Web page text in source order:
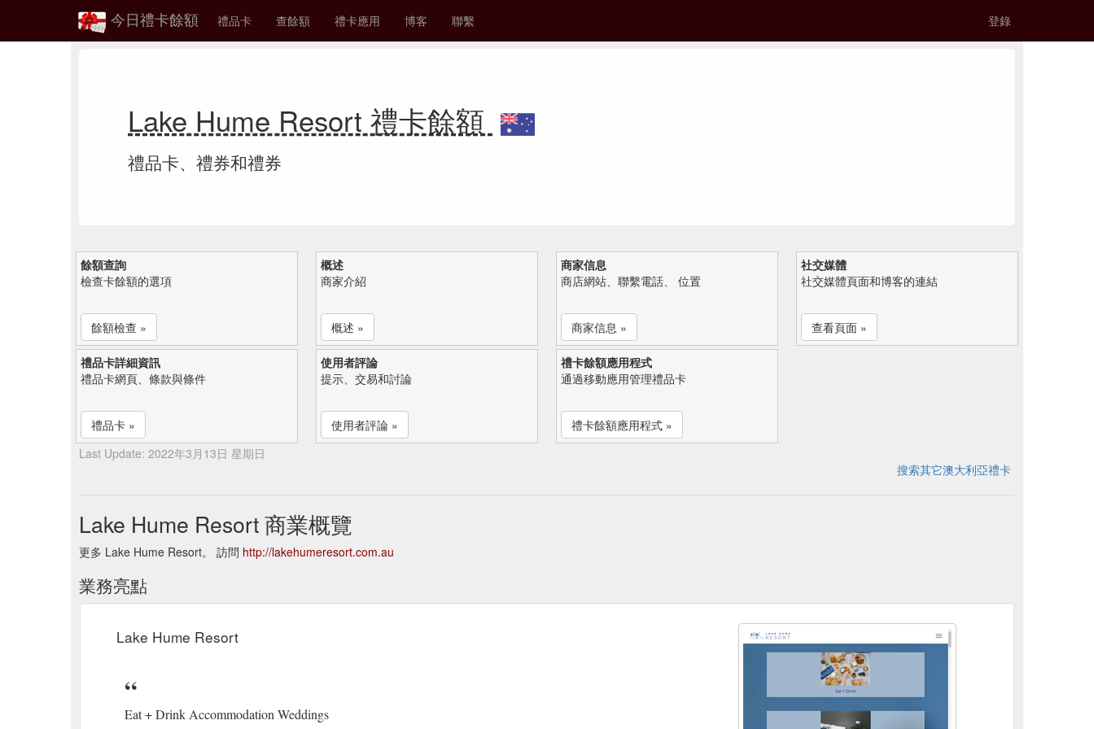
今日禮卡餘額 禮品卡 查餘額 禮卡應用 博客 聯繫 登錄
Lake Hume Resort 禮卡餘額
禮品卡、禮券和禮券
餘額查詢
檢查卡餘額的選項
餘額檢查 »
概述
商家介紹
概述 »
商家信息
商店網站、聯繫電話、 位置
商家信息 »
社交媒體
社交媒體頁面和博客的連結
查看頁面 »
禮品卡詳細資訊
禮品卡網頁、條款與條件
禮品卡 »
使用者評論
提示、交易和討論
使用者評論 »
禮卡餘額應用程式
通過移動應用管理禮品卡
禮卡餘額應用程式 »
Last Update: 2022年3月13日 星期日
搜索其它澳大利亞禮卡
Lake Hume Resort 商業概覽
更多 Lake Hume Resort。 訪問 http://lakehumeresort.com.au
業務亮點
Lake Hume Resort
Eat + Drink Accommodation Weddings